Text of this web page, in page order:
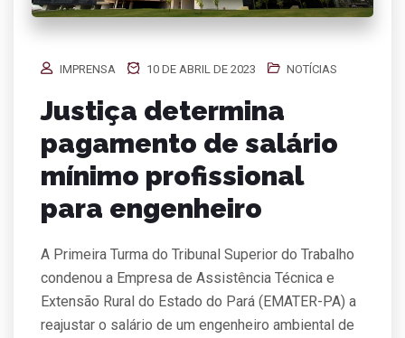
IMPRENSA 10 DE ABRIL DE 2023 NOTÍCIAS
Justiça determina
pagamento de salário
mínimo profissional
para engenheiro
A Primeira Turma do Tribunal Superior do Trabalho
condenou a Empresa de Assistência Técnica e
Extensão Rural do Estado do Pará (EMATER-PA) a
reajustar o salário de um engenheiro ambiental de